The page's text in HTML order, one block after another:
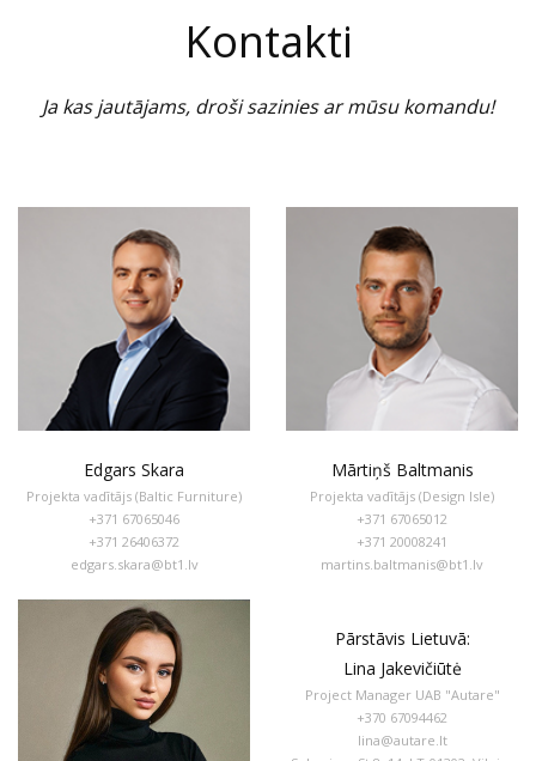
Kontakti
Ja kas jautājams, droši sazinies ar mūsu komandu!
Edgars Skara
Projekta vadītājs (Baltic Furniture)
+371 67065046
+371 26406372
edgars.skara@bt1.lv
Mārtiņš Baltmanis
Projekta vadītājs (Design Isle)
+371 67065012
+371 20008241
martins.baltmanis@bt1.lv
Pārstāvis Lietuvā:
Lina Jakevičiūtė
Project Manager UAB "Autare"
+370 67094462
lina@autare.lt